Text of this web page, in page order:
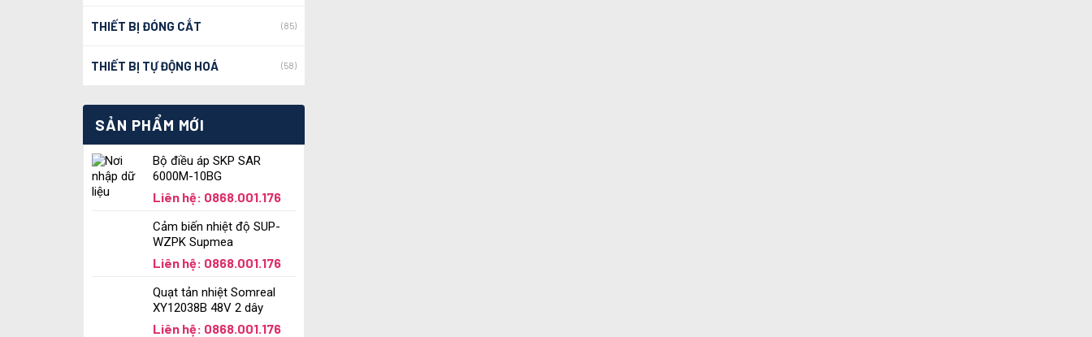
THIẾT BỊ ĐÓNG CẮT (85)
THIẾT BỊ TỰ ĐỘNG HOÁ (58)
SẢN PHẨM MỚI
Bộ điều áp SKP SAR
6000M-10BG
Liên hệ: 0868.001.176
Cảm biến nhiệt độ SUP-
WZPK Supmea
Liên hệ: 0868.001.176
Quạt tản nhiệt Somreal
XY12038B 48V 2 dây
Liên hệ: 0868.001.176